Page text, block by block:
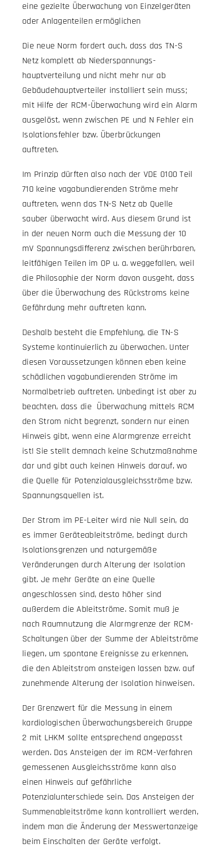
eine gezielte Überwachung von Einzelgeräten
oder Anlagenteilen ermöglichen
Die neue Norm fordert auch, dass das TN-S
Netz komplett ab Niederspannungs-
hauptverteilung und nicht mehr nur ab
Gebäudehauptverteiler installiert sein muss;
mit Hilfe der RCM-Überwachung wird ein Alarm
ausgelöst, wenn zwischen PE und N Fehler ein
Isolationsfehler bzw. Überbrückungen
auftreten.
Im Prinzip dürften also nach der VDE 0100 Teil
710 keine vagabundierenden Ströme mehr
auftreten, wenn das TN-S Netz ab Quelle
sauber überwacht wird. Aus diesem Grund ist
in der neuen Norm auch die Messung der 10
mV Spannungsdifferenz zwischen berührbaren,
leitfähigen Teilen im OP u. a. weggefallen, weil
die Philosophie der Norm davon ausgeht, dass
über die Überwachung des Rückstroms keine
Gefährdung mehr auftreten kann.
Deshalb besteht die Empfehlung, die TN-S
Systeme kontinuierlich zu überwachen. Unter
diesen Voraussetzungen können eben keine
schädlichen vagabundierenden Ströme im
Normalbetrieb auftreten. Unbedingt ist aber zu
beachten, dass die Überwachung mittels RCM
den Strom nicht begrenzt, sondern nur einen
Hinweis gibt, wenn eine Alarmgrenze erreicht
ist! Sie stellt demnach keine Schutzmaßnahme
dar und gibt auch keinen Hinweis darauf, wo
die Quelle für Potenzialausgleichsströme bzw.
Spannungsquellen ist.
Der Strom im PE-Leiter wird nie Null sein, da
es immer Geräteableitströme, bedingt durch
Isolationsgrenzen und naturgemäße
Veränderungen durch Alterung der Isolation
gibt. Je mehr Geräte an eine Quelle
angeschlossen sind, desto höher sind
außerdem die Ableitströme. Somit muß je
nach Raumnutzung die Alarmgrenze der RCM-
Schaltungen über der Summe der Ableitströme
liegen, um spontane Ereignisse zu erkennen,
die den Ableitstrom ansteigen lassen bzw. auf
zunehmende Alterung der Isolation hinweisen.
Der Grenzwert für die Messung in einem
kardiologischen Überwachungsbereich Gruppe
2 mit LHKM sollte entsprechend angepasst
werden. Das Ansteigen der im RCM-Verfahren
gemessenen Ausgleichsströme kann also
einen Hinweis auf gefährliche
Potenzialunterschiede sein. Das Ansteigen der
Summenableitströme kann kontrolliert werden,
indem man die Änderung der Messwertanzeige
beim Einschalten der Geräte verfolgt.